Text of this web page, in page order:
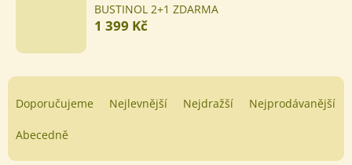
BUSTINOL 2+1 ZDARMA
1 399 Kč
Ř
n
Doporučujeme Nejlevnější Nejdražší Nejprodávanější
Abecedně